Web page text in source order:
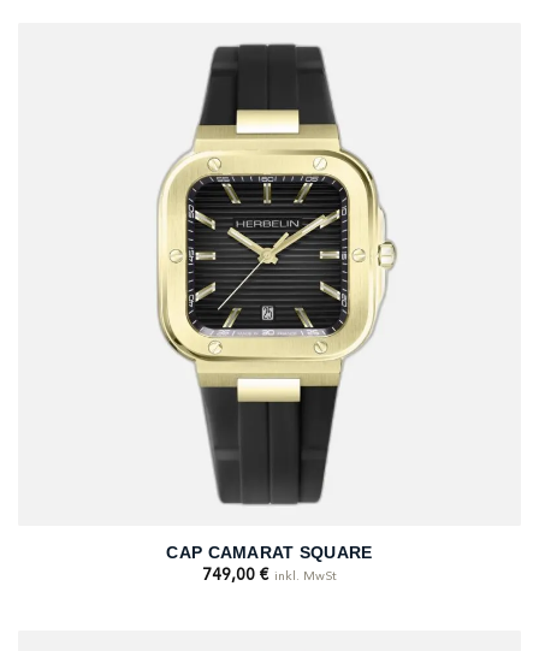
CAP CAMARAT SQUARE
749,00 € inkl. MwSt